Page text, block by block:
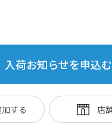
入荷お知らせを申込む
する